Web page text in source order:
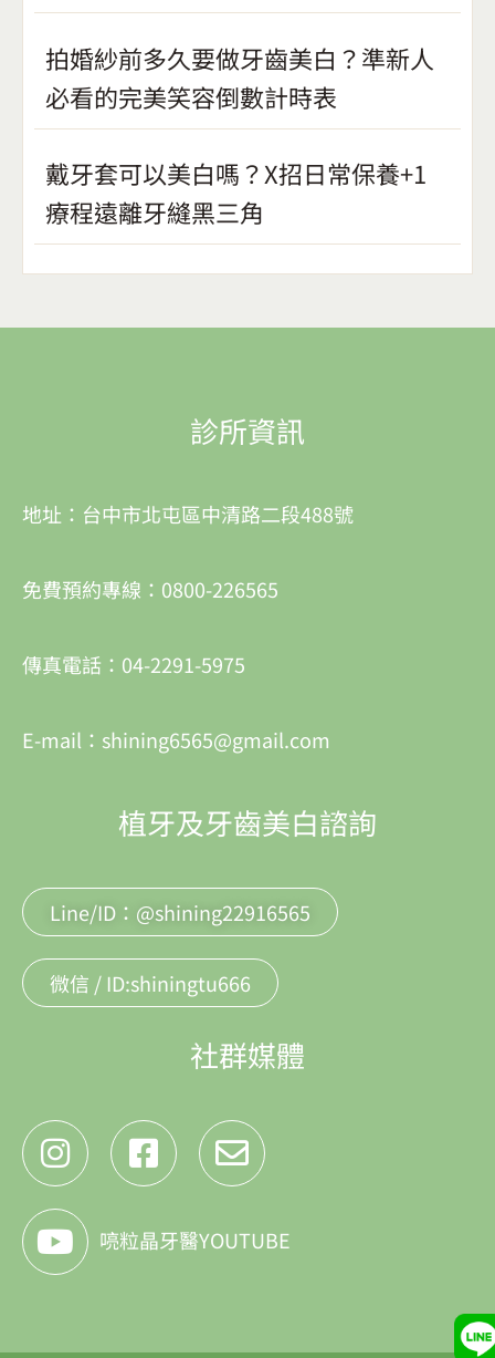
拍婚紗前多久要做牙齒美白？準新人
必看的完美笑容倒數計時表
戴牙套可以美白嗎？X招日常保養+1
療程遠離牙縫黑三角
診所資訊
地址：台中市北屯區中清路二段488號
免費預約專線：0800-226565
傳真電話：04-2291-5975
E-mail：shining6565@gmail.com
植牙及牙齒美白諮詢
Line/ID：@shining22916565
微信 / ID:shiningtu666
社群媒體
喨粒晶牙醫YOUTUBE